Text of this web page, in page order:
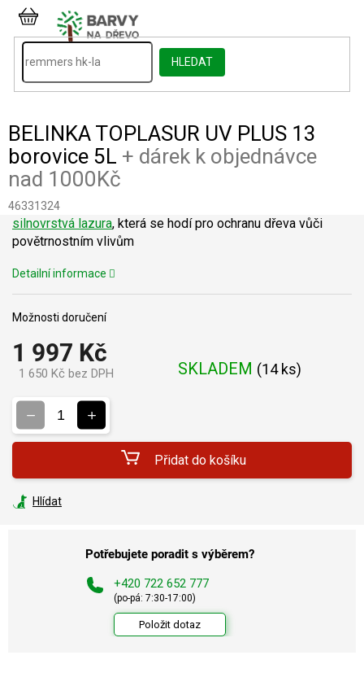
Přejít
obsah
HLEDAT
NÁKUPNÍ
KOŠÍK
BELINKA TOPLASUR UV PLUS 13
borovice 5L + dárek k objednávce
nad 1000Kč
46331324
1 997 Kč
1 650 Kč bez DPH SKLADEM (14 ks)
Možnosti doručení
Přidat do košíku
silnovrstvá lazura, která se hodí pro ochranu dřeva vůči
povětrnostním vlivům
Detailní informace
Hlídat
Potřebujete poradit s výběrem?
+420 722 652 777
(po-pá: 7:30-17:00)
Položit dotaz